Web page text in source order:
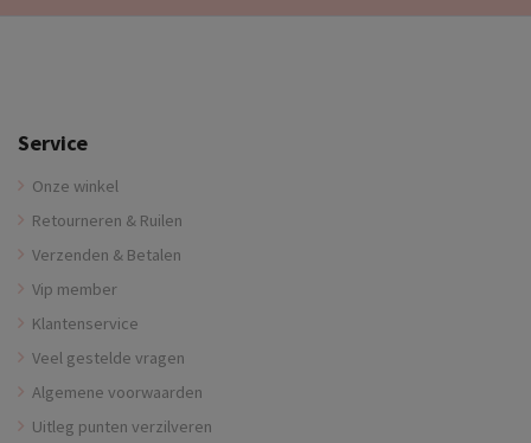
Service
Onze winkel
Retourneren & Ruilen
Verzenden & Betalen
Vip member
Klantenservice
Veel gestelde vragen
Algemene voorwaarden
Uitleg punten verzilveren